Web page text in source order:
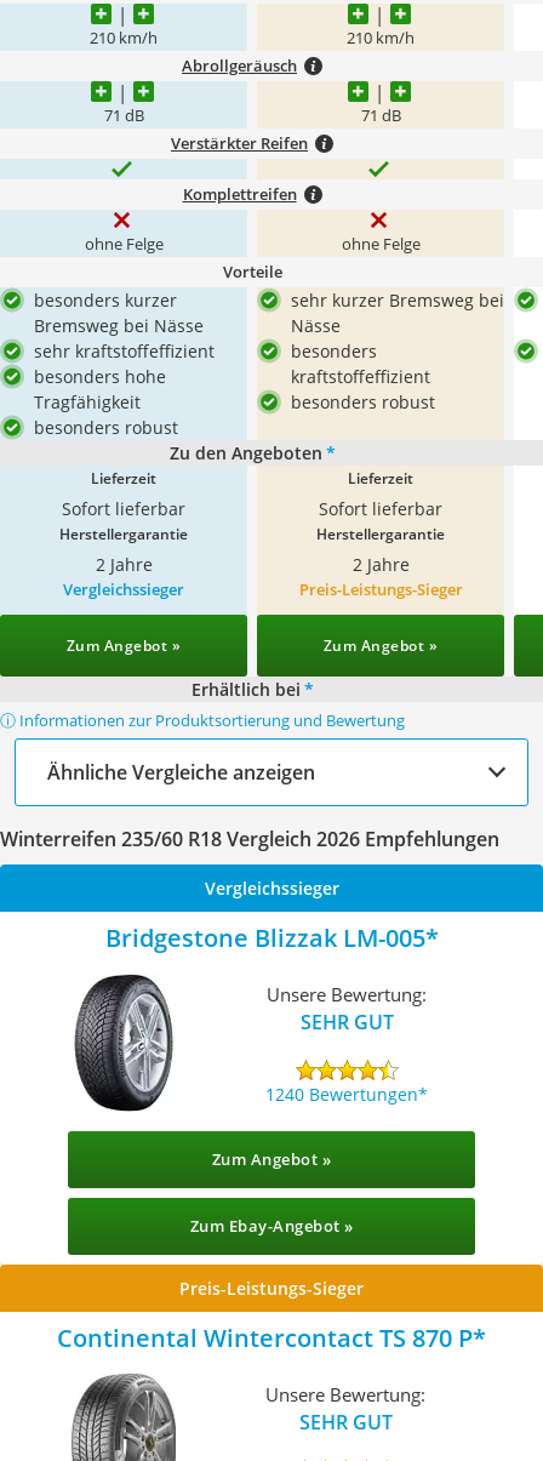
210 km/h 210 km/h
Abrollgeräusch
71 dB 71 dB
Verstärkter Reifen
Komplettreifen
ohne Felge ohne Felge
Vorteile
besonders kurzer
Bremsweg bei Nässe
sehr kraftstoffeffizient
besonders hohe
Tragfähigkeit
besonders robust
sehr kurzer Bremsweg bei
Nässe
besonders
kraftstoffeffizient
besonders robust
Zu den Angeboten *
Lieferzeit
Sofort lieferbar
Lieferzeit
Sofort lieferbar
Herstellergarantie
2 Jahre
Herstellergarantie
2 Jahre
Vergleichssieger
Zum Angebot »
Preis-Leistungs-Sieger
Zum Angebot »
Erhältlich bei *
ⓘ Informationen zur Produktsortierung und Bewertung
Ähnliche Vergleiche anzeigen
Winterreifen 235/60 R18 Vergleich 2026 Empfehlungen
Vergleichssieger
Bridgestone Blizzak LM-005
Unsere Bewertung:
SEHR GUT
1240 Bewertungen
Zum Angebot »
Zum Ebay-Angebot »
Preis-Leistungs-Sieger
Continental Wintercontact TS 870 P
Unsere Bewertung:
SEHR GUT